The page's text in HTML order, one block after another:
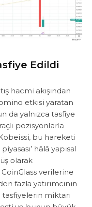
Edildi
hacmi akışından
etkisi yaratan
da yalnızca tasfiye
pozisyonlarla
bu hareketi
hâlâ yapısal
olarak
verilerine
fazla yatırımcının
miktarı